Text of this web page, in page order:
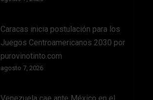
Caracas inicia postulación para los
Juegos Centroamericanos 2030 por
purovinotinto.com
agosto 7, 2026